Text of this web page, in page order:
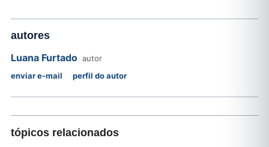
autores
Luana Furtado autor
enviar e-mail
perfil do autor
tópicos relacionados